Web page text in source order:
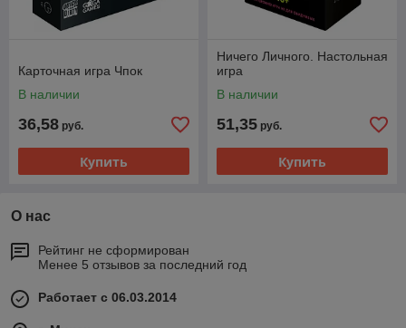
Карточная игра Чпок
В наличии
36,58 руб.
Купить
Ничего Личного. Настольная
игра
В наличии
51,35 руб.
Купить
О нас
Рейтинг не сформирован
Менее 5 отзывов за последний год
Работает с 06.03.2014